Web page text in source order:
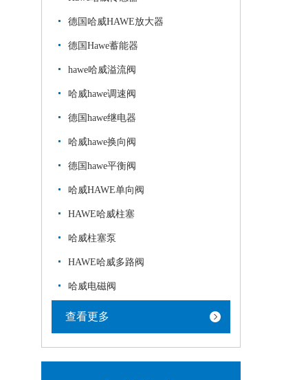
德国哈威HAWE放大器
德国Hawe蓄能器
hawe哈威溢流阀
哈威hawe调速阀
德国hawe继电器
哈威hawe换向阀
德国hawe平衡阀
哈威HAWE单向阀
HAWE哈威柱塞
哈威柱塞泵
HAWE哈威多路阀
哈威电磁阀
查看更多